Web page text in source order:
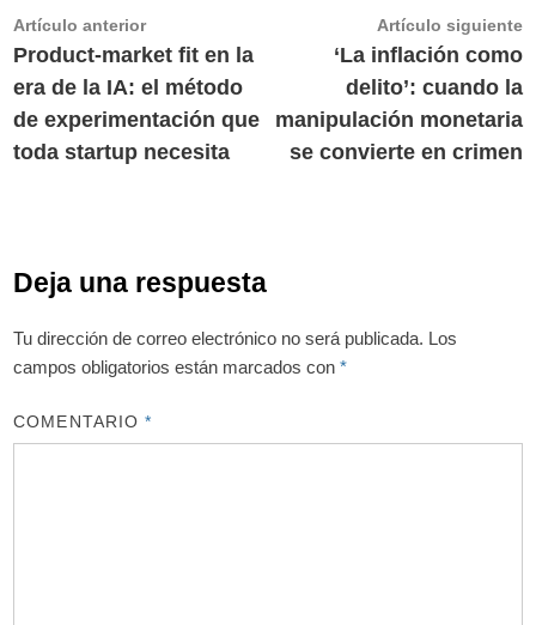
Navegación
de
entradas
Artículo anteriorArtículo
anterior:
Product-market fit en la
era de la IA: el método
de experimentación que
toda startup necesita
Artículo siguiente
‘La inflación como
delito’: cuando la
manipulación monetaria
se convierte en crimen
Deja una respuesta
Tu dirección de correo electrónico no será publicada. Los
campos obligatorios están marcados con*
COMENTARIO*